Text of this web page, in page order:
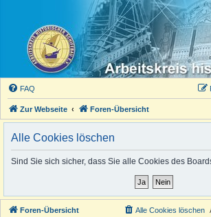
FAQ
Zur Webseite Foren-Übersicht
Alle Cookies löschen
Sind Sie sich sicher, dass Sie alle Cookies des
Foren-Übersicht Alle Cookies löschen